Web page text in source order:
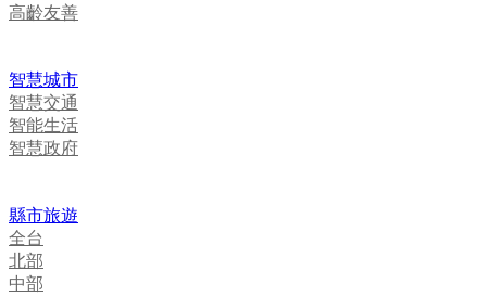
高齡友善
智慧城市
智慧交通
智能生活
智慧政府
縣市旅遊
全台
北部
中部